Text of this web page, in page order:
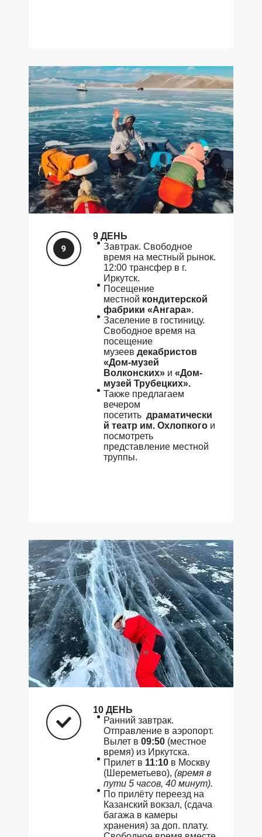
9 ДЕНЬ
Завтрак. Свободное
время на местный рынок.
12:00 трансфер в г.
Иркутск.
Посещение
местной кондитерской
фабрики «Ангара».
Заселение в гостиницу.
Свободное время на
посещение
музеев декабристов
«Дом-музей
Волконских» и «Дом-
музей Трубецких».
Также предлагаем
вечером
посетить драматически
й театр им. Охлопкого и
посмотреть
представление местной
труппы.
10 ДЕНЬ
Ранний завтрак.
Отправление в аэропорт.
Вылет в 09:50 (местное
время) из Иркутска.
Прилет в 11:10 в Москву
(Шереметьево), (время в
пути 5 часов, 40 минут).
По прилёту переезд на
Казанский вокзал, (сдача
багажа в камеры
хранения) за доп. плату.